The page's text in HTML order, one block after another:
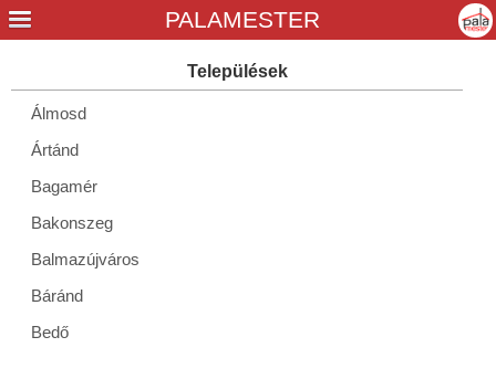
Álmosd
Ártánd
Bagamér
Bakonszeg
Balmazújváros
Báránd
Bedő